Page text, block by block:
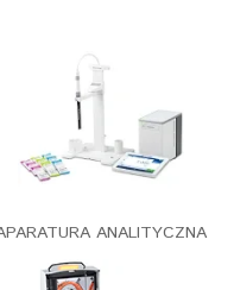
ANALITYCZNA